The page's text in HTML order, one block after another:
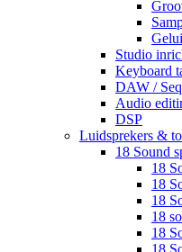
Studio
Keyboard
DAW /
Audio
DSP
Luidsprekers &
18 Sound
18
18
18
18
18
18